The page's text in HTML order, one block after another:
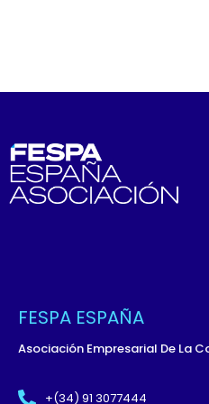
FESPA ESPAÑA
Asociación Empresarial De La
+(34) 91 3077444